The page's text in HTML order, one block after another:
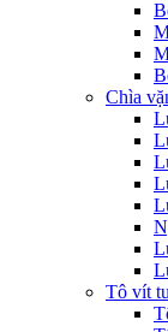
Chìa
Tô vít